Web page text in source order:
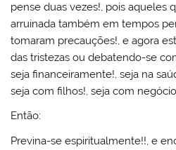
pense duas vezes!, pois aqueles
arruinada também em tempos
tomaram precauções!, e agora
das tristezas ou debatendo-se
seja financeiramente!, seja na
seja com filhos!, seja com
Então:
Previna-se espiritualmente!!, e